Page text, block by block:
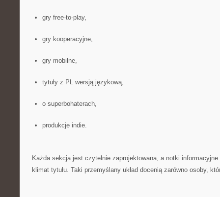
gry free-to-play,
gry kooperacyjne,
gry mobilne,
tytuły z PL wersją językową,
o superbohaterach,
produkcje indie.
Każda sekcja jest czytelnie zaprojektowana, a notki
klimat tytułu. Taki przemyślany układ docenią zarówno osoby,